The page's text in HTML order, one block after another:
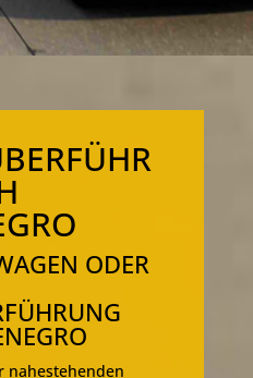
ODER
nahestehenden